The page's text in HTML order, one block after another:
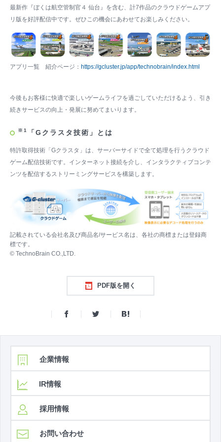
最新作『ぼくは航空管制官４ 仙台』を含む、計7作品のクラウドゲームアプ
リ版を好評配信中です。ぜひこの機会にあわせてお楽しみください。
アプリ一覧 紹介ページ： https://gcluster.jp/app/technobrain/index.html
今後もお客様に快適で楽しいゲームライフを過ごしていただけるよう、引き
続きサービスの向上・発展に努めてまいります。
※1 「Gクラスタ技術」とは
特許取得技術「Gクラスタ」は、サーバーサイドで全て処理を行うクラウド
ゲーム配信技術です。インターネット接続を介し、インタラクティブコンテ
ンツを配信するストリーミングサービスを構築します。
記載されている会社名及び商品名/サービス名は、各社の商標または登録商
標です。
© TechnoBrain CO.,LTD.
PDF版を開く
企業情報
IR情報
採用情報
お問い合わせ